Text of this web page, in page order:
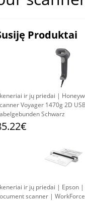
Produktai
ir jų priedai | Honeywell Barcode-
Voyager 1470g 2D
Schwarz
ir jų priedai | Epson | Mobile
scanner |